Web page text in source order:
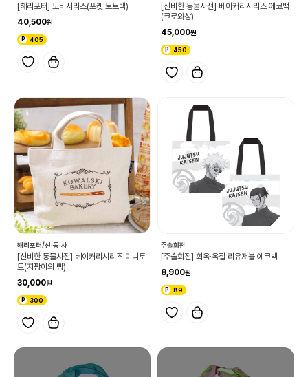
[해리포터] 도비시리즈(포켓 토트백)
40,500
405
[신비한 동물사전] 베이커리시리즈 에코백
(크로와상)
45,000
450
해리포터/신·동·사
[신비한 동물사전] 베이커리시리즈 미니토
트(지팡이의 빵)
30,000
300
주술회전
[주술회전] 회옥·옥절 리유저블 에코백
8,900
89